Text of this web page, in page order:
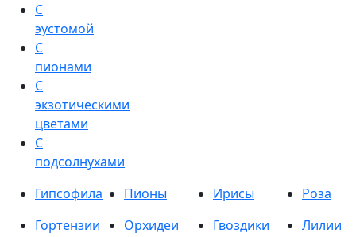
С
эустомой
С
пионами
С
экзотическими
цветами
С
подсолнухами
Гипсофила
Пионы Ирисы
Роза
Гортензии
Орхидеи Гвоздики
Лилии